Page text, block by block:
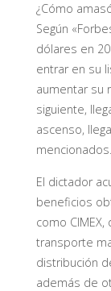
¿Cómo
Según
dólares en
entrar en su
aumentar su
siguiente,
ascenso,
mencionados.
El dictador
beneficios
como CIMEX,
transporte
distribución
además de